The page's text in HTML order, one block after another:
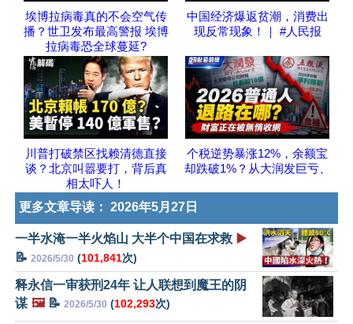
埃博拉病毒真的不会空气传
播？世卫发布最高警报 埃博
拉病毒恐全球蔓延?
中国经济爆返贫潮，消费出
现反常现象！｜ #人民报
川普打破禁区找赖清德直接
谈？北京叫嚣要打，背后真
相太吓人！
个税逆势暴涨12%，余额宝
却跌破1%？从大润发巨亏、
更多文章导读： 2026年5月27日
一半水淹一半火焰山 大半个中国在求救 ▶️
📝 2026/5/30 (101,841次)
释永信一审获刑24年 让人联想到魔王的阴
谋 🖼️📝 2026/5/30 (102,293次)